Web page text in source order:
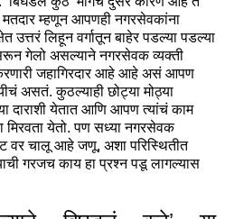
म्हणून आपणही नगरसेवकांना
उत्तरं लिहून वर्गातून बाहेर पडल्या पडल्या
गेलो असल्याने नगरसेवक व्यक्ती
जहागिरदार आहे आहे असं आपण
असतं. कुठल्याही छोट्या मोठ्या
दाराशी येतात आणि आपण त्यांचं काम
मिरवता येतो. पण सध्या नगरसेवक
वर चालू आहे जणू, अशा परिस्थितीत
गरजच काय हा प्रश्न पडू लागल्यास